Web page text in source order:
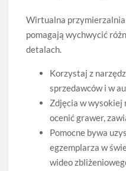
Wirtualna
pomagają wychwycić
detalach.
Korzystaj z
sprzedawców i w
Zdjęcia w wysokiej
ocenić grawer,
Pomocne bywa
egzemplarza w
wideo